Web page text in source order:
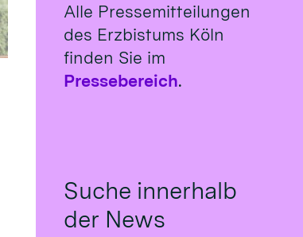
Alle Pressemitteilungen
des Erzbistums Köln
finden Sie im
Pressebereich.
Suche innerhalb
der News